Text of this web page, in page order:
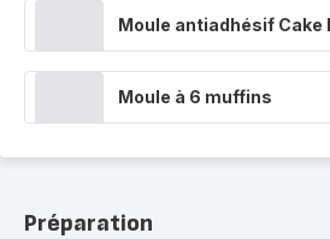
Moule antiadhésif Cake
Moule à 6 muffins
Préparation